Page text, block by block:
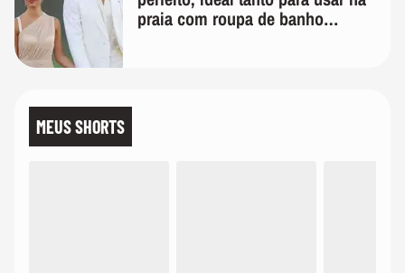
praia com roupa de banho
MEUS SHORTS